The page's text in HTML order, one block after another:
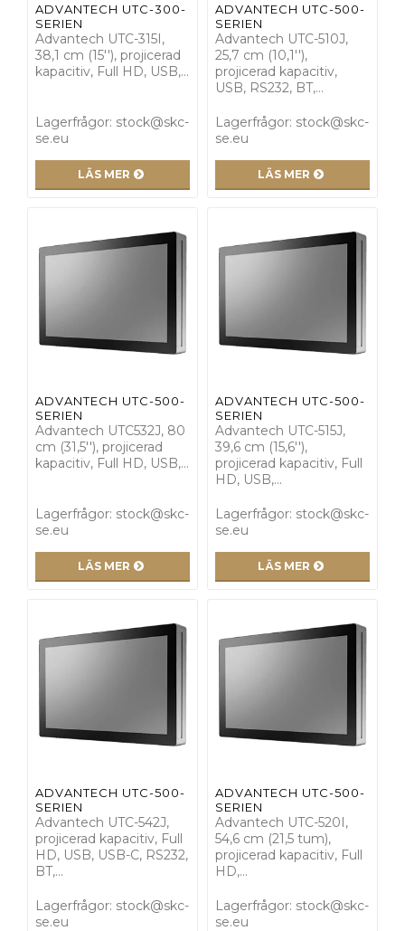
ADVANTECH UTC-300-
SERIEN
Advantech UTC-315I,
38,1 cm (15''), projicerad
kapacitiv, Full HD, USB,…
Lagerfrågor: stock@skc-
se.eu
LÄS MER
ADVANTECH UTC-500-
SERIEN
Advantech UTC-510J,
25,7 cm (10,1''),
projicerad kapacitiv,
USB, RS232, BT,…
Lagerfrågor: stock@skc-
se.eu
LÄS MER
ADVANTECH UTC-500-
SERIEN
Advantech UTC532J, 80
cm (31,5''), projicerad
kapacitiv, Full HD, USB,…
Lagerfrågor: stock@skc-
se.eu
LÄS MER
ADVANTECH UTC-500-
SERIEN
Advantech UTC-515J,
39,6 cm (15,6''),
projicerad kapacitiv, Full
HD, USB,…
Lagerfrågor: stock@skc-
se.eu
LÄS MER
ADVANTECH UTC-500-
SERIEN
Advantech UTC-542J,
projicerad kapacitiv, Full
HD, USB, USB-C, RS232,
BT,…
Lagerfrågor: stock@skc-
se.eu
ADVANTECH UTC-500-
SERIEN
Advantech UTC-520I,
54,6 cm (21,5 tum),
projicerad kapacitiv, Full
HD,…
Lagerfrågor: stock@skc-
se.eu